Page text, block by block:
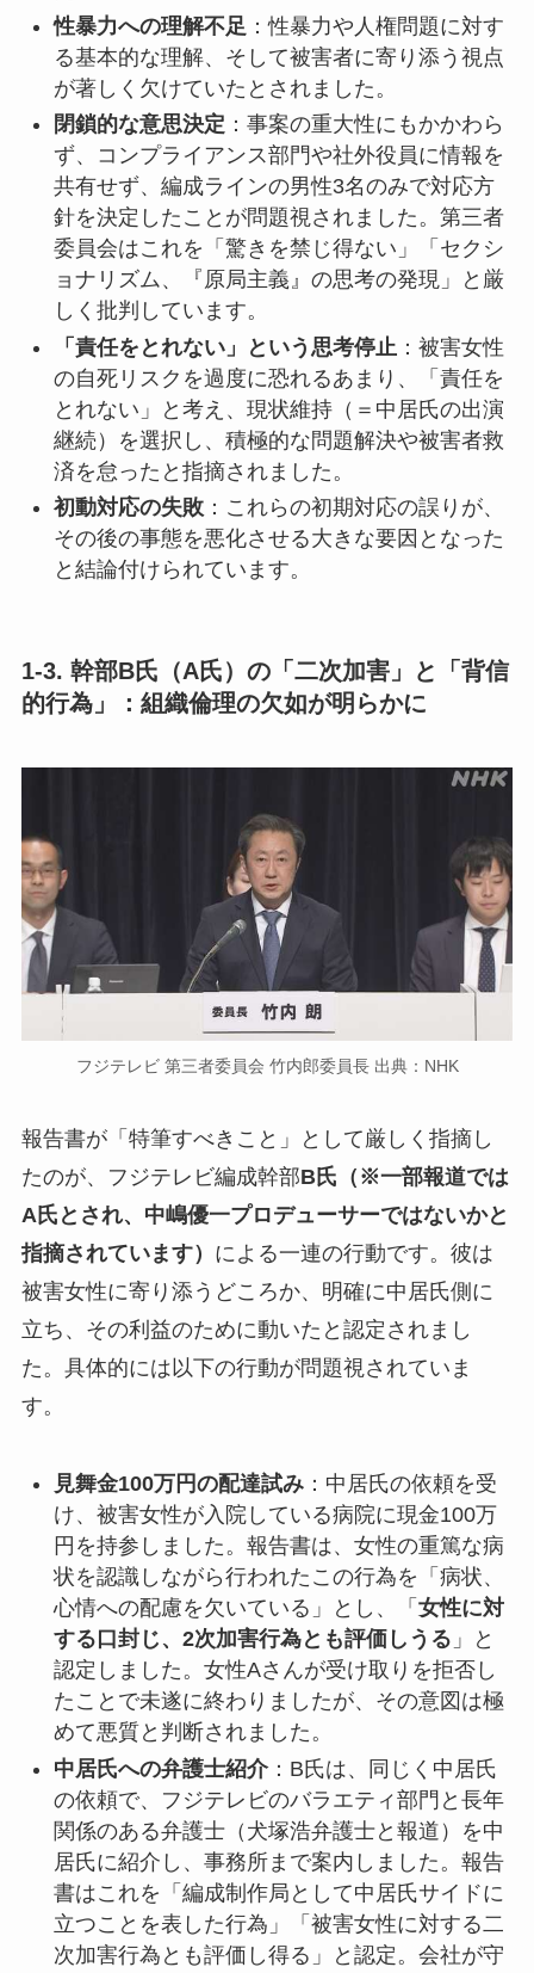
性暴力への理解不足 ：性暴力や人権問題に対す
る基本的な理解、そして被害者に寄り添う視点
が著しく欠けていたとされました。
閉鎖的な意思決定 ：事案の重大性にもかかわら
ず、コンプライアンス部門や社外役員に情報を
共有せず、編成ラインの男性3名のみで対応方
針を決定したことが問題視されました。第三者
委員会はこれを「驚きを禁じ得ない」「セクシ
ョナリズム、『原局主義』の思考の発現」と厳
しく批判しています。
「責任をとれない」という思考停止 ：被害女性
の自死リスクを過度に恐れるあまり、「責任を
とれない」と考え、現状維持（＝中居氏の出演
継続）を選択し、積極的な問題解決や被害者救
済を怠ったと指摘されました。
初動対応の失敗：これらの初期対応の誤りが、
その後の事態を悪化させる大きな要因となった
と結論付けられています。
1-3. 幹部B氏（A氏）の「二次加害」と「背信
的行為」：組織倫理の欠如が明らかに
フジテレビ 第三者委員会 竹内郎委員長 出典：NHK
報告書が「特筆すべきこと」として厳しく指摘し
たのが、フジテレビ編成幹部B氏（※一部報道では
A氏とされ、中嶋優一プロデューサーではないかと
指摘されています） による一連の行動です。彼は
被害女性に寄り添うどころか、明確に中居氏側に
立ち、その利益のために動いたと認定されまし
た。具体的には以下の行動が問題視されていま
す。
見舞金100万円の配達試み：中居氏の依頼を受
け、被害女性が入院している病院に現金100万
円を持参しました。報告書は、女性の重篤な病
状を認識しながら行われたこの行為を「病状、
心情への配慮を欠いている」とし、「 女性に対
する口封じ、2次加害行為とも評価しうる 」と
認定しました。女性Aさんが受け取りを拒否し
たことで未遂に終わりましたが、その意図は極
めて悪質と判断されました。
中居氏への弁護士紹介：B氏は、同じく中居氏
の依頼で、フジテレビのバラエティ部門と長年
関係のある弁護士（犬塚浩弁護士と報道）を中
居氏に紹介し、事務所まで案内しました。報告
書はこれを「編成制作局として中居氏サイドに
立つことを表した行為」「被害女性に対する二
次加害行為とも評価し得る」と認定。会社が守